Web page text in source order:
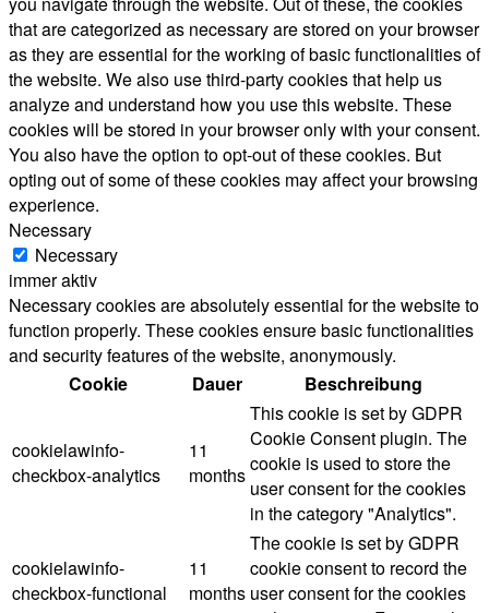
that are categorized as necessary are stored on your browser
as they are essential for the working of basic functionalities of
the website. We also use third-party cookies that help us
analyze and understand how you use this website. These
cookies will be stored in your browser only with your consent.
You also have the option to opt-out of these cookies. But
opting out of some of these cookies may affect your browsing
experience.
Necessary
Necessary
immer aktiv
Necessary cookies are absolutely essential for the website to
function properly. These cookies ensure basic functionalities
and security features of the website, anonymously.
Cookie
Dauer Beschreibung
cookielawinfo-
checkbox-analytics
11
months
This cookie is set by GDPR
Cookie Consent plugin. The
cookie is used to store the
user consent for the cookies
in the category "Analytics".
cookielawinfo-
checkbox-functional
11
months
The cookie is set by GDPR
cookie consent to record the
user consent for the cookies